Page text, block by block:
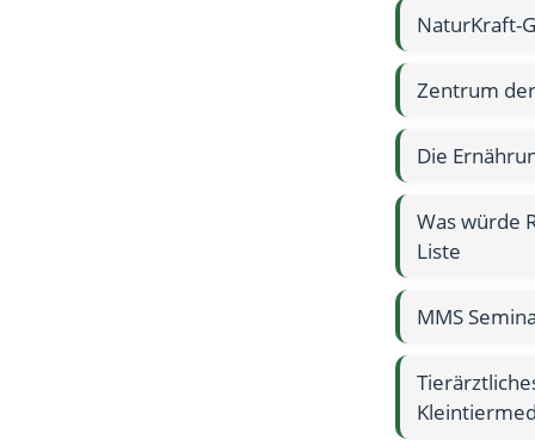
NaturKraft-
Zentrum
Die
Was würde
Liste
MMS